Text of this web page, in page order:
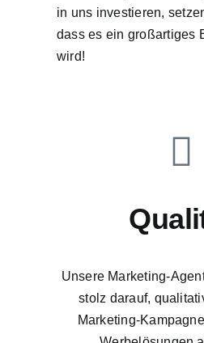
in uns investieren,
dass es ein großartiges
wird!
Unsere Marketing-
stolz darauf,
Marketing-